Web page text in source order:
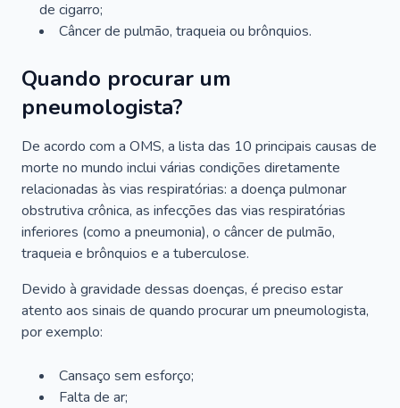
de cigarro;
Câncer de pulmão, traqueia ou brônquios.
Quando procurar um
pneumologista?
De acordo com a OMS, a lista das 10 principais causas de
morte no mundo inclui várias condições diretamente
relacionadas às vias respiratórias: a doença pulmonar
obstrutiva crônica, as infecções das vias respiratórias
inferiores (como a pneumonia), o câncer de pulmão,
traqueia e brônquios e a tuberculose.
Devido à gravidade dessas doenças, é preciso estar
atento aos sinais de quando procurar um pneumologista,
por exemplo:
Cansaço sem esforço;
Falta de ar;